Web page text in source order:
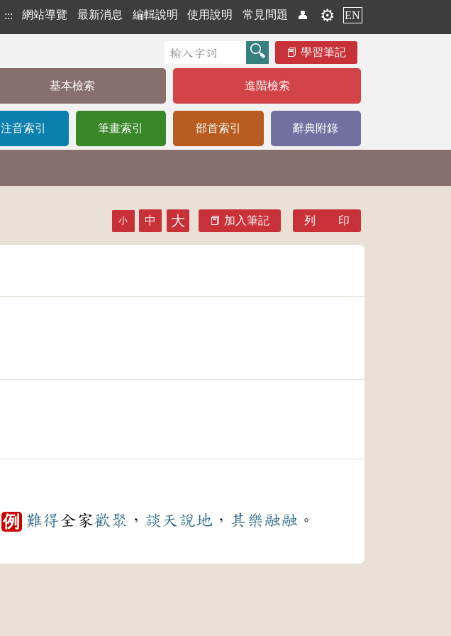
::: 網站導覽 最新消息 編輯說明 使用說明 常見問題 👤 ⚙️ EN
學習筆記
基本檢索 進階檢索
注音索引 筆畫索引 部首索引 辭典附錄
小 中 大 加入筆記 列 印
例 難得全家歡聚 ， 談天說地， 其樂融融 。